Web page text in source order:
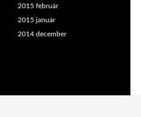
2015 február
2015 január
2014 december